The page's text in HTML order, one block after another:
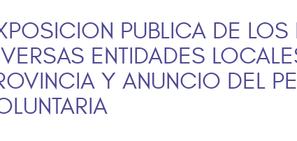
PUBLICA DE LOS
ENTIDADES
Y ANUNCIO DEL